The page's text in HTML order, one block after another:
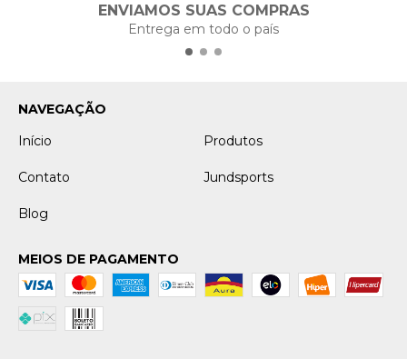
ENVIAMOS SUAS COMPRAS
Entrega em todo o país
NAVEGAÇÃO
Início
Produtos
Contato Jundsports
Blog
MEIOS DE PAGAMENTO